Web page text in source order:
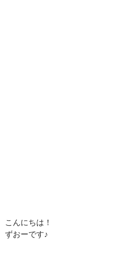
こんにちは！
ずおーです♪